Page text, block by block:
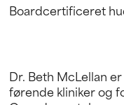
Boardcertificeret
Dr. Beth McLellan
førende kliniker og